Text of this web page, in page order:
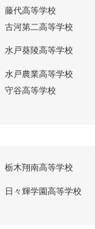
藤代高等学校
古河第二高等学校
水戸葵陵高等学校
水戸農業高等学校
守谷高等学校
栃木翔南高等学校
日々輝学園高等学校